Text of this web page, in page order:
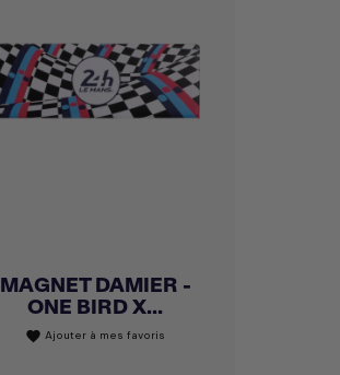
MAGNET DAMIER -
ONE BIRD X...
favorite Ajouter à mes favoris